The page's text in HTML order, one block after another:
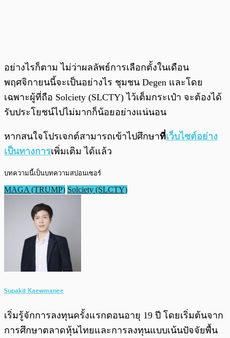
อย่างไรก็ตาม ไม่ว่าผลลัพธ์การเลือกตั้งในเดือน
พฤศจิกายนนี้จะเป็นอย่างไร ชุมชน Degen และโดย
เฉพาะผู้ที่ถือ Solciety (SLCTY) ไว้เต็มกระเป๋า จะต้องได้
รับประโยชน์ไปไม่มากก็น้อยอย่างแน่นอน
หากสนใจโปรเจกต์สามารถเข้าไปศึกษาที่เว็บไซต์อย่าง
เป็นทางการเพิ่มเติม ได้แล้ว
บทความนี้เป็นบทความสปอนเซอร์
MAGA (TRUMP) Solciety (SLCTY)
Supakit Kaewmanee
เริ่มรู้จักการลงทุนครั้งแรกตอนอายุ 19 ปี โดยเริ่มต้นจาก
การศึกษาตลาดหุ้นไทยและการลงทุนแบบเน้นปัจจัยพื้น